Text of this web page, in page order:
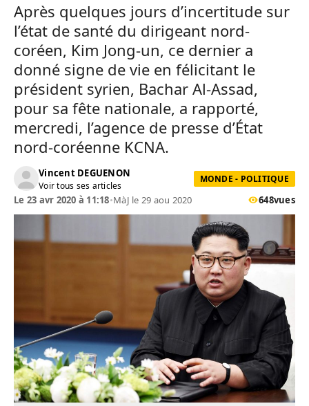
Après quelques jours d’incertitude sur
l’état de santé du dirigeant nord-
coréen, Kim Jong-un, ce dernier a
donné signe de vie en félicitant le
président syrien, Bachar Al-Assad,
pour sa fête nationale, a rapporté,
mercredi, l’agence de presse d’État
nord-coréenne KCNA.
Vincent DEGUENON
Voir tous ses articles
MONDE - POLITIQUE
Le 23 avr 2020 à 11:18•MàJ le 29 aou 2020 648vues